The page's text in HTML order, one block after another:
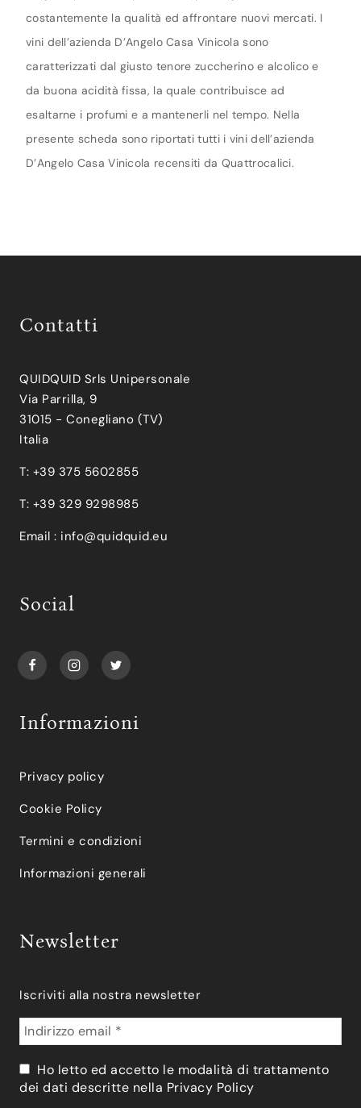
costantemente la qualità ed affrontare nuovi mercati. I
vini dell’azienda D’Angelo Casa Vinicola sono
caratterizzati dal giusto tenore zuccherino e alcolico e
da buona acidità fissa, la quale contribuisce ad
esaltarne i profumi e a mantenerli nel tempo. Nella
presente scheda sono riportati tutti i vini dell’azienda
D’Angelo Casa Vinicola recensiti da Quattrocalici.
Contatti
QUIDQUID Srls Unipersonale
Via Parrilla, 9
31015 - Conegliano (TV)
Italia
T: +39 375 5602855
T: +39 329 9298985
Email : info@quidquid.eu
Social
Informazioni
Privacy policy
Cookie Policy
Termini e condizioni
Informazioni generali
Newsletter
Iscriviti alla nostra newsletter
Ho letto ed accetto le modalità di trattamento
dei dati descritte nella Privacy Policy